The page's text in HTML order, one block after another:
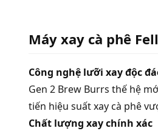
Máy xay cà phê
Công nghệ lưỡi xay độc
Gen 2 Brew Burrs thế hệ
tiến hiệu suất xay cà phê
Chất lượng xay chính xác